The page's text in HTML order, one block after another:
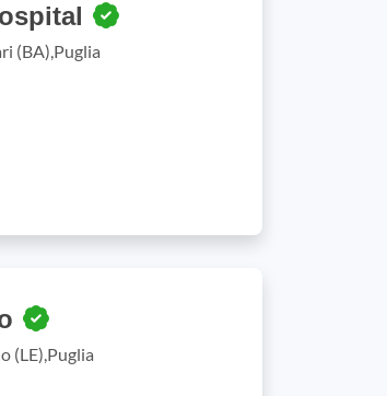
(BA),Puglia
(LE),Puglia